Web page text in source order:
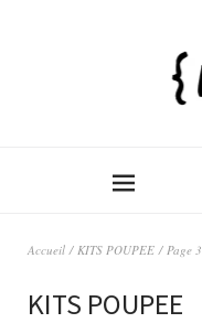
Accueil / KITS POUPEE / Page 3
KITS POUPEE